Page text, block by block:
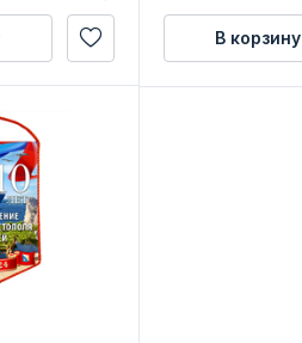
В корзину